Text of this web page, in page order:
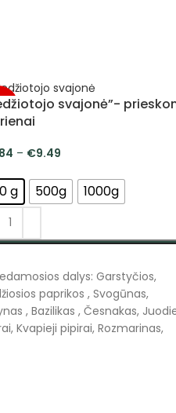
svajonė”-
– €9.49
g 500g 1000g
dalys: Garstyčios,
paprikos , Svogūnas,
, Bazilikas , Česnakas,
Kvapieji pipirai, Rozmarinas,